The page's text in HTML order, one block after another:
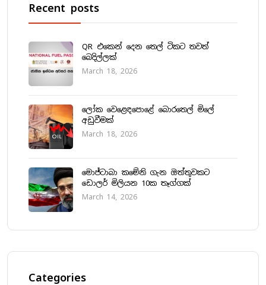
Recent posts
QR එකෙන් දෙන තෙල් ටිකට තවත්
බෙදිල්ලක්
March 18, 2026
ලෝක වෙළෙඳපොළේ බොරතෙල් මිලේ
අඩුවීමක්
March 18, 2026
මොජ්ටාබා කමේනි ගැන ඔත්තුවකට
ඩොලර් මිලියන 10ක තෑග්ගක්
March 14, 2026
Categories